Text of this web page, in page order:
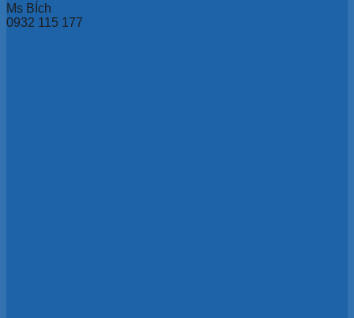
Ms BÍch
0932 115 177